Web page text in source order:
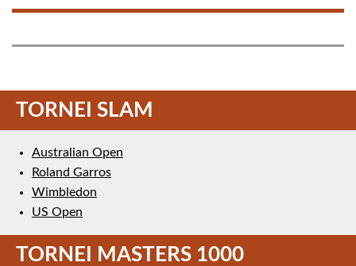
TORNEI SLAM
Australian Open
Roland Garros
Wimbledon
US Open
TORNEI MASTERS 1000